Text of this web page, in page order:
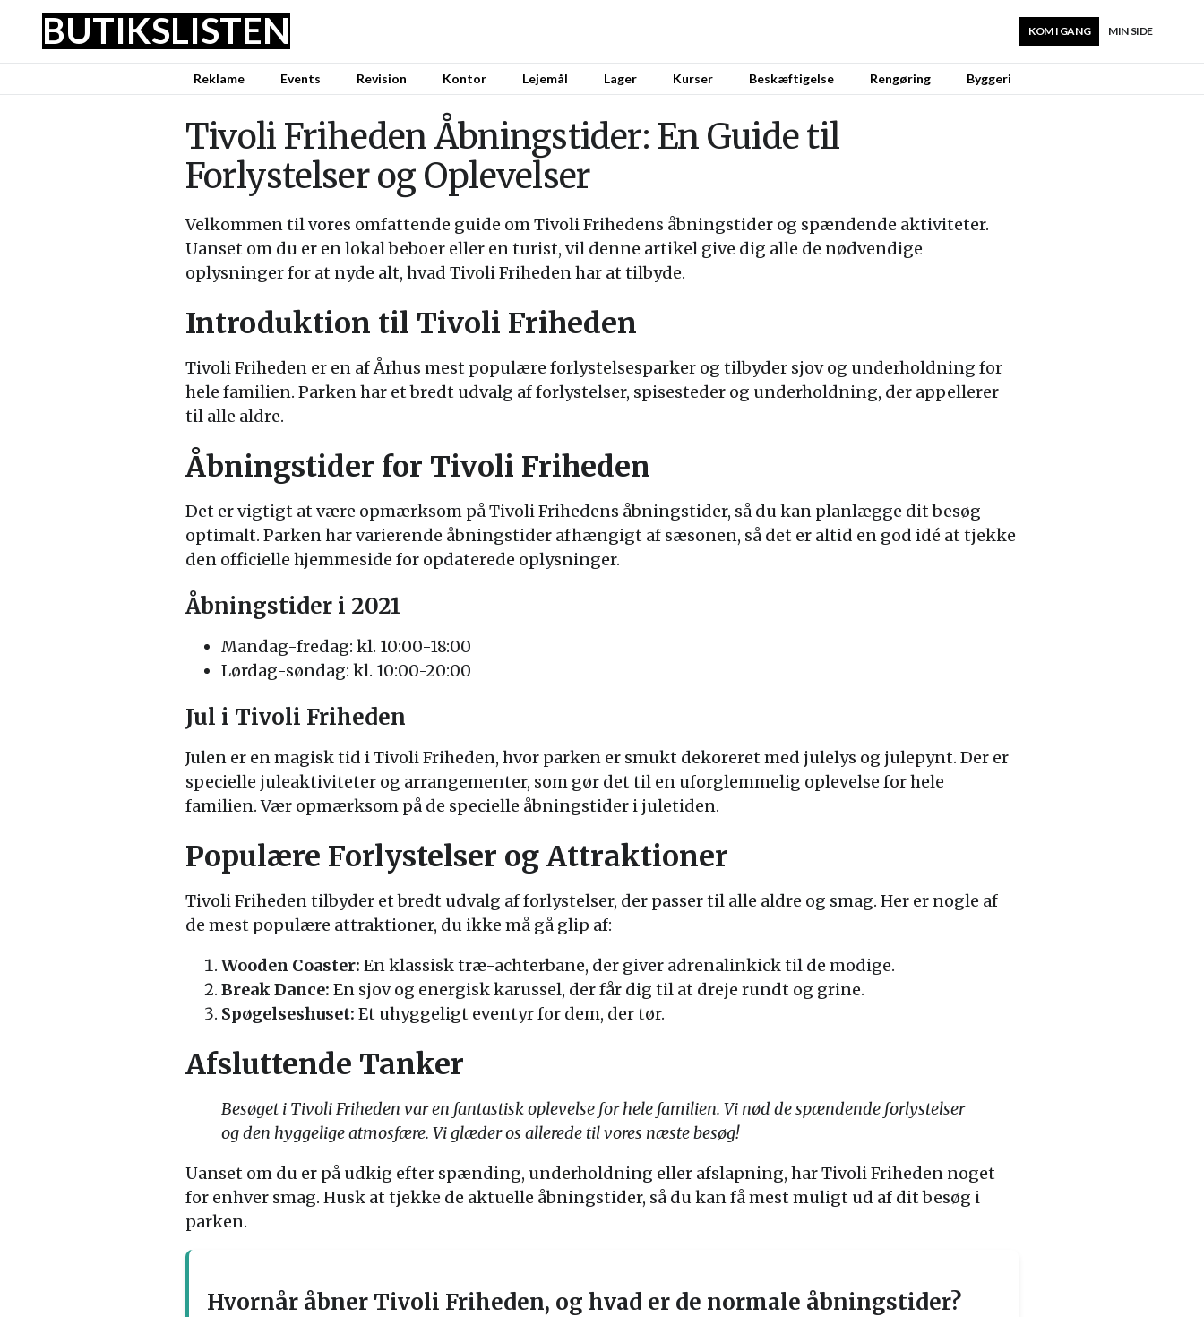
BUTIKSLISTEN MIN SIDE
KOM I GANG
Reklame Events Revision Kontor Lejemål Lager Kurser Beskæftigelse Rengøring Byggeri
Tivoli Friheden Åbningstider: En Guide til
Forlystelser og Oplevelser
Velkommen til vores omfattende guide om Tivoli Frihedens åbningstider og spændende aktiviteter.
Uanset om du er en lokal beboer eller en turist, vil denne artikel give dig alle de nødvendige
oplysninger for at nyde alt, hvad Tivoli Friheden har at tilbyde.
Introduktion til Tivoli Friheden
Tivoli Friheden er en af Århus mest populære forlystelsesparker og tilbyder sjov og underholdning for
hele familien. Parken har et bredt udvalg af forlystelser, spisesteder og underholdning, der appellerer
til alle aldre.
Åbningstider for Tivoli Friheden
Det er vigtigt at være opmærksom på Tivoli Frihedens åbningstider, så du kan planlægge dit besøg
optimalt. Parken har varierende åbningstider afhængigt af sæsonen, så det er altid en god idé at tjekke
den officielle hjemmeside for opdaterede oplysninger.
Åbningstider i 2021
Mandag-fredag: kl. 10:00-18:00
Lørdag-søndag: kl. 10:00-20:00
Jul i Tivoli Friheden
Julen er en magisk tid i Tivoli Friheden, hvor parken er smukt dekoreret med julelys og julepynt. Der er
specielle juleaktiviteter og arrangementer, som gør det til en uforglemmelig oplevelse for hele
familien. Vær opmærksom på de specielle åbningstider i juletiden.
Populære Forlystelser og Attraktioner
Tivoli Friheden tilbyder et bredt udvalg af forlystelser, der passer til alle aldre og smag. Her er nogle af
de mest populære attraktioner, du ikke må gå glip af:
Wooden Coaster: En klassisk træ-achterbane, der giver adrenalinkick til de modige.
Break Dance: En sjov og energisk karussel, der får dig til at dreje rundt og grine.
Spøgelseshuset: Et uhyggeligt eventyr for dem, der tør.
Afsluttende Tanker
Besøget i Tivoli Friheden var en fantastisk oplevelse for hele familien. Vi nød de spændende forlystelser
og den hyggelige atmosfære. Vi glæder os allerede til vores næste besøg!
Uanset om du er på udkig efter spænding, underholdning eller afslapning, har Tivoli Friheden noget
for enhver smag. Husk at tjekke de aktuelle åbningstider, så du kan få mest muligt ud af dit besøg i
parken.
Hvornår åbner Tivoli Friheden, og hvad er de normale åbningstider?